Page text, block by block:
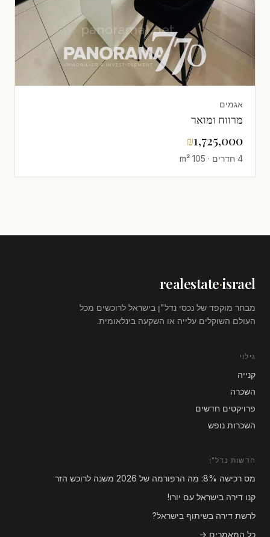
אגמים
מרווח ומואר
₪1,725,000
4 חדרים · 105 m²
realestate·israel
מבחר מוקפד של נכסי נדל"ן בישראל לרוכשים מכל
העולם השוקלים עלייה או השקעה בינלאומית.
גילוי
קנייה
השכרה
פרויקטים חדשים
השכרות נופש
חדשות נדל"ן
מס רכישה 8%: מה הרפורמה של 2026 משנה לרוכש הזר
קנו דירה בישראל עם יורו!
לרשת דירה בשיתוף בישראל?
כל המאמרים →